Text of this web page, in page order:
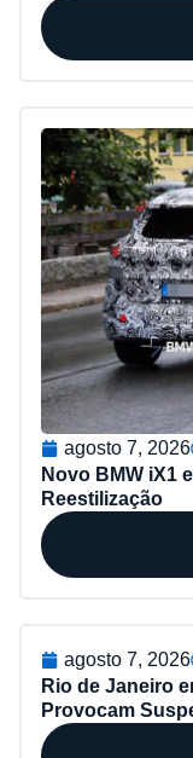
agosto 7, 2026
Novo BMW iX1
Reestilização
agosto 7, 2026
Rio de Janeiro
Provocam